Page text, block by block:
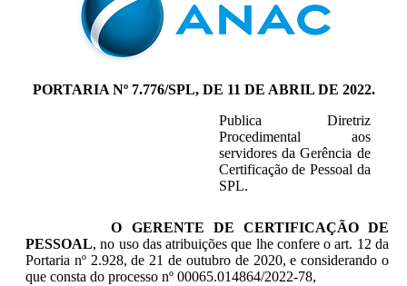
PORTARIA Nº 7.776/SPL, DE 11 DE ABRIL DE 2022.
Publica Diretriz
Procedimental aos
servidores da Gerência de
Certificação de Pessoal da
SPL.
O GERENTE DE CERTIFICAÇÃO DE
PESSOAL, no uso das atribuições que lhe confere o art. 12 da
Portaria nº 2.928, de 21 de outubro de 2020, e considerando o
que consta do processo nº 00065.014864/2022-78,